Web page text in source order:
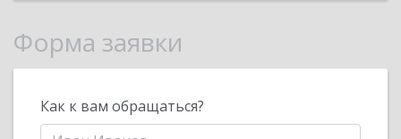
Форма заявки
Как к вам обращаться?